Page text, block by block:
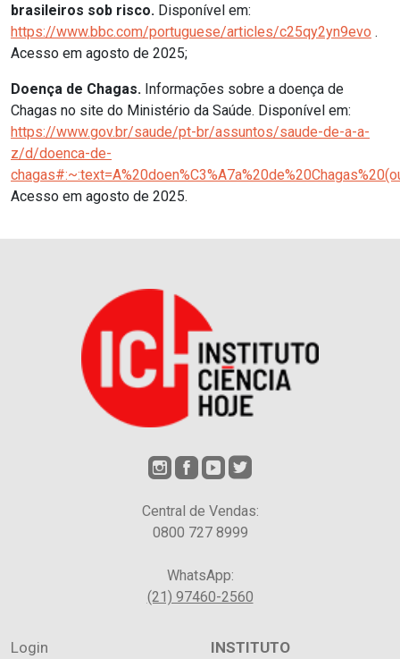
brasileiros sob risco. Disponível em:
https://www.bbc.com/portuguese/articles/c25qy2yn9evo .
Acesso em agosto de 2025;
Doença de Chagas. Informações sobre a doença de
Chagas no site do Ministério da Saúde. Disponível em:
https://www.gov.br/saude/pt-br/assuntos/saude-de-a-a-
z/d/doenca-de-
Acesso em agosto de 2025.
Central de Vendas:
0800 727 8999
WhatsApp:
(21) 97460-2560
Login
INSTITUTO